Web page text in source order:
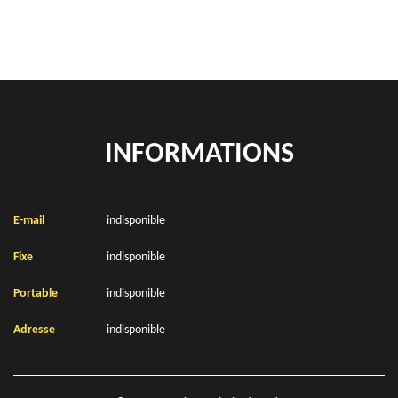
INFORMATIONS
E-mail indisponible
Fixe indisponible
Portable indisponible
Adresse indisponible